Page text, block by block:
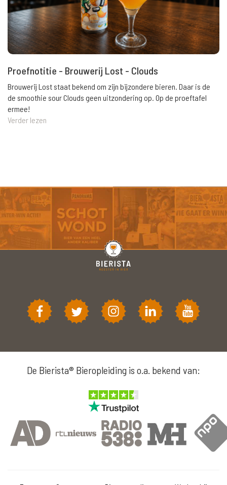
Proefnotitie - Brouwerij Lost - Clouds
Brouwerij Lost staat bekend om zijn bijzondere bieren. Daar is de
de smoothie sour Clouds geen uitzondering op. Op de proeftafel
ermee!
Verder lezen
De Bierista® Bieropleiding is o.a. bekend van: